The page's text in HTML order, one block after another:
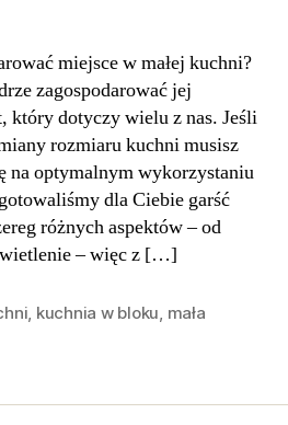
miejsce w małej kuchni?
zagospodarować jej
który dotyczy wielu z nas. Jeśli
rozmiaru kuchni musisz
na optymalnym wykorzystaniu
dla Ciebie garść
różnych aspektów – od
– więc z […]
kuchnia w bloku mała